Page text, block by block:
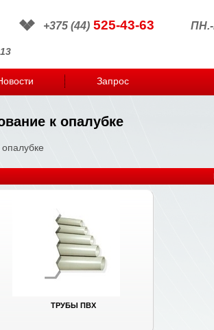
+375 (44)525-43-63 ПН.-
Запрос
к опалубке
ТРУБЫ ПВХ